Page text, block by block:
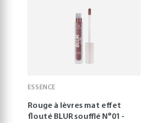
ESSENCE
Rouge à lèvres mat effet
flouté BLUR soufflé N°01 -